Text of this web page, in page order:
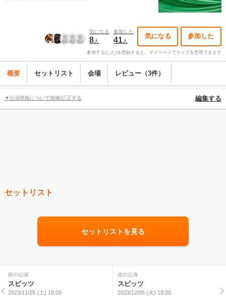
気になる
8人
参加した
41人
気になる 参加した
参加する(した)を登録すると、マイページでライブを管理できます
概要 セットリスト 会場 レビュー（3件）
▼公演情報について指摘/訂正する 編集する
セットリスト
セットリストを見る
前の公演
スピッツ
2023/11/25 (土) 18:00
次の公演
スピッツ
2023/12/05 (火) 19:00